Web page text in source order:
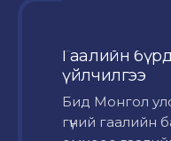
Гаалийн
үйлчилгээ
Бид Монгол
гүний гаалийн